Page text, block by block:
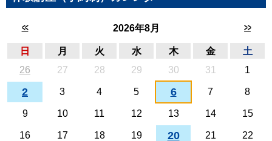
<< 2026年8月 >>
日 月 火 水 木 金
土
26
27 28 29 30 31 1
2 3 4 5 6 7 8
9 10 11 12 13 14 15
16 17 18 19 20 21 22